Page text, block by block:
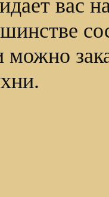
вас